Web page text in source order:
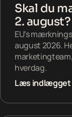
Skal du
2. august?
EU's
august 2026.
hverdag.
Læs